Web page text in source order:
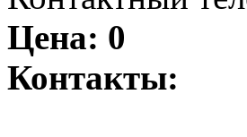
Цена: 0
Контакты: